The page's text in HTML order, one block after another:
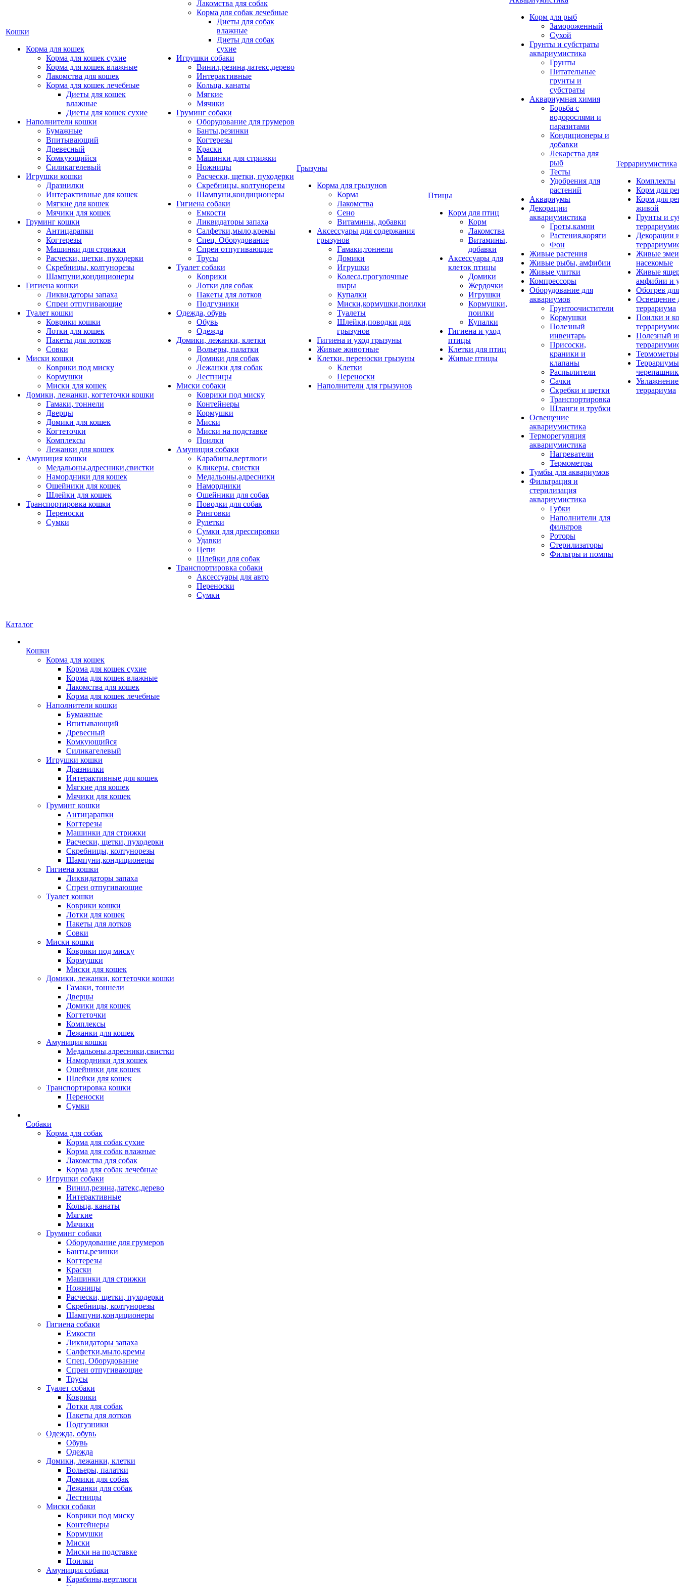
Кошки
Корма для кошек
Корма для кошек сухие
Корма для кошек влажные
Лакомства для кошек
Корма для кошек лечебные
Диеты для кошек
влажные
Диеты для кошек сухие
Наполнители кошки
Бумажные
Впитывающий
Древесный
Комкующийся
Силикагелевый
Игрушки кошки
Дразнилки
Интерактивные для кошек
Мягкие для кошек
Мячики для кошек
Груминг кошки
Антицарапки
Когтерезы
Машинки для стрижки
Расчески, щетки, пуходерки
Скребницы, колтунорезы
Шампуни,кондиционеры
Гигиена кошки
Ликвидаторы запаха
Спреи отпугивающие
Туалет кошки
Коврики кошки
Лотки для кошек
Пакеты для лотков
Совки
Миски кошки
Коврики под миску
Кормушки
Миски для кошек
Домики, лежанки, когтеточки кошки
Гамаки, тоннели
Дверцы
Домики для кошек
Когтеточки
Комплексы
Лежанки для кошек
Амуниция кошки
Медальоны,адресники,свистки
Намордники для кошек
Ошейники для кошек
Шлейки для кошек
Транспортировка кошки
Переноски
Сумки
Лакомства для собак
Корма для собак лечебные
Диеты для собак
влажные
Диеты для собак
сухие
Игрушки собаки
Винил,резина,латекс,дерево
Интерактивные
Кольца, канаты
Мягкие
Мячики
Груминг собаки
Оборудование для грумеров
Банты,резинки
Когтерезы
Краски
Машинки для стрижки
Ножницы
Расчески, щетки, пуходерки
Скребницы, колтунорезы
Шампуни,кондиционеры
Гигиена собаки
Емкости
Ликвидаторы запаха
Салфетки,мыло,кремы
Спец. Оборудование
Спреи отпугивающие
Трусы
Туалет собаки
Коврики
Лотки для собак
Пакеты для лотков
Подгузники
Одежда, обувь
Обувь
Одежда
Домики, лежанки, клетки
Вольеры, палатки
Домики для собак
Лежанки для собак
Лестницы
Миски собаки
Коврики под миску
Контейнеры
Кормушки
Миски
Миски на подставке
Поилки
Амуниция собаки
Карабины,вертлюги
Кликеры, свистки
Медальоны,адресники
Намордники
Ошейники для собак
Поводки для собак
Ринговки
Рулетки
Сумки для дрессировки
Удавки
Цепи
Шлейки для собак
Транспортировка собаки
Аксессуары для авто
Переноски
Сумки
Грызуны
Корма для грызунов
Корма
Лакомства
Сено
Витамины, добавки
Аксессуары для содержания
грызунов
Гамаки,тоннели
Домики
Игрушки
Колеса,прогулочные
шары
Купалки
Миски,кормушки,поилки
Туалеты
Шлейки,поводки для
грызунов
Гигиена и уход грызуны
Живые животные
Клетки, переноски грызуны
Клетки
Переноски
Наполнители для грызунов
Птицы
Корм для птиц
Корм
Лакомства
Витамины,
добавки
Аксессуары для
клеток птицы
Домики
Жердочки
Игрушки
Кормушки,
поилки
Купалки
Гигиена и уход
птицы
Клетки для птиц
Живые птицы
Корм для рыб
Замороженный
Сухой
Грунты и субстраты
аквариумистика
Грунты
Питательные
грунты и
субстраты
Аквариумная химия
Борьба с
водорослями и
паразитами
Кондиционеры и
добавки
Лекарства для
рыб
Тесты
Удобрения для
растений
Аквариумы
Декорации
аквариумистика
Гроты,камни
Растения,коряги
Фон
Живые растения
Живые рыбы, амфибии
Живые улитки
Компрессоры
Оборудование для
аквариумов
Грунтоочистители
Кормушки
Полезный
инвентарь
Присоски,
краники и
клапаны
Распылители
Сачки
Скребки и щетки
Транспортировка
Шланги и трубки
Освещение
аквариумистика
Терморегуляция
аквариумистика
Нагреватели
Термометры
Тумбы для аквариумов
Фильтрация и
стерилизация
аквариумистика
Губки
Наполнители для
фильтров
Роторы
Стерилизаторы
Фильтры и помпы
Террариумистика
Комплекты
Корм для
Корм для
живой
Грунты и
Декорации
Живые
насекомые
Живые
амфибии и
Обогрев
Освещение
террариума
Поилки и
Полезный
террариума
Каталог
Кошки
Корма для кошек
Корма для кошек сухие
Корма для кошек влажные
Лакомства для кошек
Корма для кошек лечебные
Наполнители кошки
Бумажные
Впитывающий
Древесный
Комкующийся
Силикагелевый
Игрушки кошки
Дразнилки
Интерактивные для кошек
Мягкие для кошек
Мячики для кошек
Груминг кошки
Антицарапки
Когтерезы
Машинки для стрижки
Расчески, щетки, пуходерки
Скребницы, колтунорезы
Шампуни,кондиционеры
Гигиена кошки
Ликвидаторы запаха
Спреи отпугивающие
Туалет кошки
Коврики кошки
Лотки для кошек
Пакеты для лотков
Совки
Миски кошки
Коврики под миску
Кормушки
Миски для кошек
Домики, лежанки, когтеточки кошки
Гамаки, тоннели
Дверцы
Домики для кошек
Когтеточки
Комплексы
Лежанки для кошек
Амуниция кошки
Медальоны,адресники,свистки
Намордники для кошек
Ошейники для кошек
Шлейки для кошек
Транспортировка кошки
Переноски
Сумки
Собаки
Корма для собак
Корма для собак сухие
Корма для собак влажные
Лакомства для собак
Корма для собак лечебные
Игрушки собаки
Винил,резина,латекс,дерево
Интерактивные
Кольца, канаты
Мягкие
Мячики
Груминг собаки
Оборудование для грумеров
Банты,резинки
Когтерезы
Краски
Машинки для стрижки
Ножницы
Расчески, щетки, пуходерки
Скребницы, колтунорезы
Шампуни,кондиционеры
Гигиена собаки
Емкости
Ликвидаторы запаха
Салфетки,мыло,кремы
Спец. Оборудование
Спреи отпугивающие
Трусы
Туалет собаки
Коврики
Лотки для собак
Пакеты для лотков
Подгузники
Одежда, обувь
Обувь
Одежда
Домики, лежанки, клетки
Вольеры, палатки
Домики для собак
Лежанки для собак
Лестницы
Миски собаки
Коврики под миску
Контейнеры
Кормушки
Миски
Миски на подставке
Поилки
Амуниция собаки
Карабины,вертлюги